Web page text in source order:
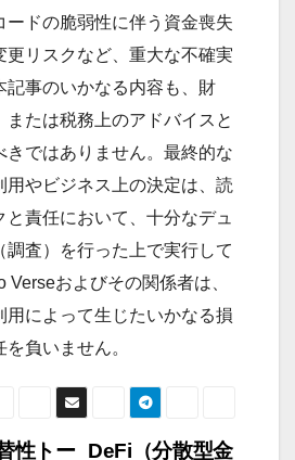
ードの脆弱性に伴う資金喪失
更リスクなど、重大な不確実
記事のいかなる内容も、財
または税務上のアドバイスと
きではありません。最終的な
用やビジネス上の決定は、読
責任において、十分なデュ
調査）を行った上で実行して
Verseおよびその関係者は、
用によって生じたいかなる損
負いません。
DeFi（分散型金
性トー